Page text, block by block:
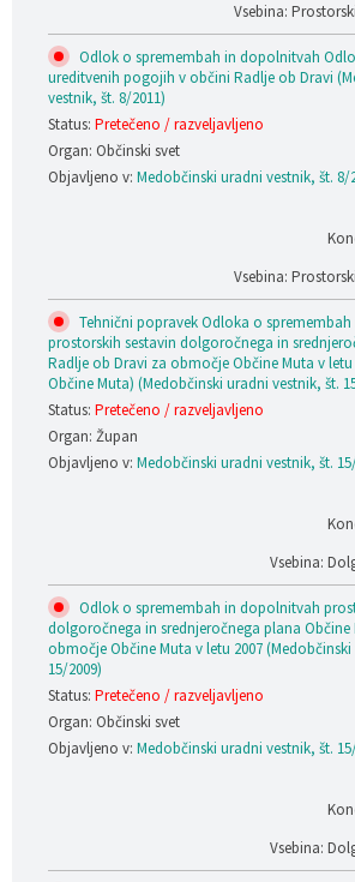
Vsebina:
Odlok o spremembah in dopolnitvah
ureditvenih pogojih v občini Radlje ob Dravi
vestnik, št. 8/2011)
Status: Pretečeno / razveljavljeno
Organ: Občinski svet
Objavljeno v: Medobčinski uradni vestnik, št. 8/
Vsebina:
Tehnični popravek Odloka o
prostorskih sestavin dolgoročnega in
Radlje ob Dravi za območje Občine Muta v
Občine Muta) (Medobčinski uradni vestnik, št.
Status: Pretečeno / razveljavljeno
Organ: Župan
Objavljeno v: Medobčinski uradni vestnik, št.
Vsebina:
Odlok o spremembah in dopolnitvah
dolgoročnega in srednjeročnega plana Občine
območje Občine Muta v letu 2007
15/2009)
Status: Pretečeno / razveljavljeno
Organ: Občinski svet
Objavljeno v: Medobčinski uradni vestnik, št.
Vsebina: